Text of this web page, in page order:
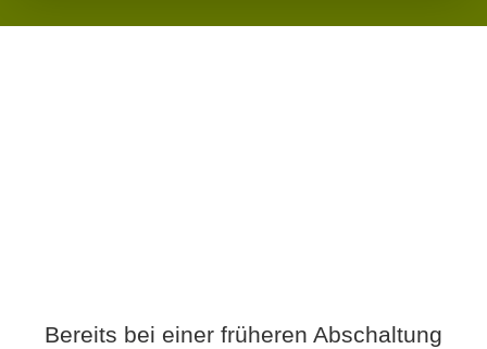
Bereits bei einer früheren Abschaltung